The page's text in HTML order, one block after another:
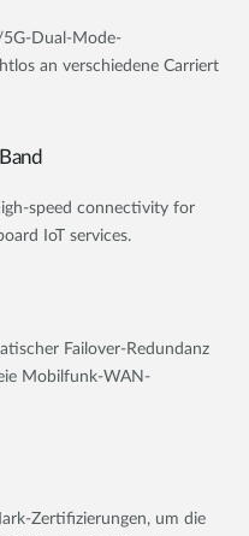
5G-Dual-Mode-
an verschiedene Carriert
speed connectivity for
IoT services.
Failover-Redundanz
Mobilfunk-WAN-
Zertifizierungen, um die